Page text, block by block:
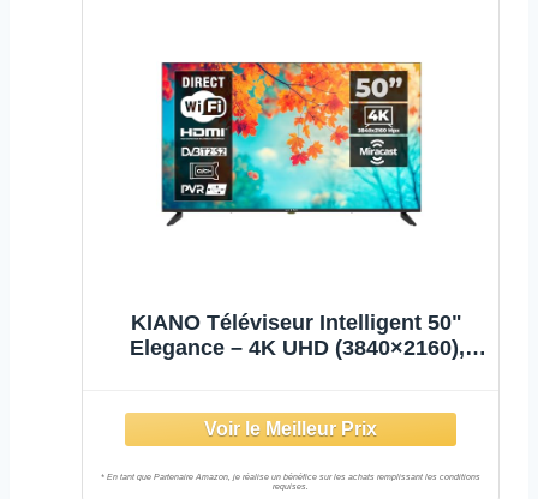
KIANO Téléviseur Intelligent 50"
Elegance – 4K UHD (3840×2160),
Ports HDMI, 2 Ports USB, CI+ –
Design Métallique – VESA 200×300